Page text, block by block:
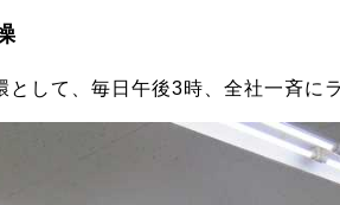
として、毎日午後3時、全社一斉に